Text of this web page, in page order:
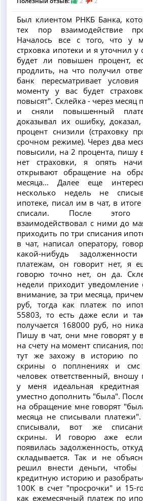
Был клиентом РНКБ Банка,
тех пор взаимодействие
Началось все с того, что у
стрховка ипотеки и я уточнил у
будет ли повышен процент,
продлить, на что получил
банк пересматривает
моменту у вас будет
повысят". Склейка - через месяц
и сняли повышенный
доказывал их ошибку,
процент снизили (страховку
срочном режиме). Через два
повысили, на 2 процента, пишу
нет страховки, я опять
открывают обращение на
месяца... Далее еще
несколько недель не
ипотеке, писал им в чат, в
списали. После
взаимодействовал с ними до
приходить по три списания
в чат, написал оператору,
какой-нибудь
платежам, он говорит нет, я
говорю точно нет, он да.
недели приходит уведомление
внимание, за три месяца,
руб, тогда как платеж по
55803, то есть даже если и
получается 168000 руб, но
Пишу в чат, они мне говорят у
на счету на момент списания,
тут же захожу в историю по
скрины о поплнениях и
человек ответственный, вношу
у меня идеальная кредитная
уместно дополнить "была".
на обращение мне говорят
месяца не списывали
списывали, вот же
скрины. И говорю аже
появилась задолженность,
складывается. Так и не
решил внести деньги, чтобы
кредитную историю и
100К в счет "просрочки" и 15-
как ежемесячный платеж по